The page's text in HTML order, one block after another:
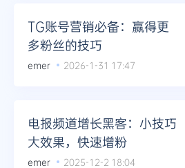
TG账号营销必备：赢得更
多粉丝的技巧
emer 2026-1-31 17:47
电报频道增长黑客：小技巧
大效果，快速增粉
emer 2025-12-2 18:04